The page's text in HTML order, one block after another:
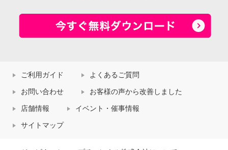
ご利用ガイド よくあるご質問
お問い合わせ お客様の声から改善しました
店舗情報 イベント・催事情報
サイトマップ